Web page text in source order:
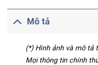
Mô tả
(*) Hình ảnh và mô tả
Mọi thông tin chính